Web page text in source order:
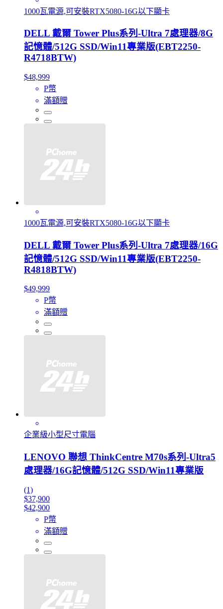
1000瓦電源,可安裝RTX5080-16G以下顯卡
DELL 戴爾 Tower Plus系列-Ultra 7處理器/8G
記憶體/512G SSD/Win11專業版(EBT2250-
R4718BTW)
$48,999
P幣
滿額贈
1000瓦電源,可安裝RTX5080-16G以下顯卡
DELL 戴爾 Tower Plus系列-Ultra 7處理器/16G
記憶體/512G SSD/Win11專業版(EBT2250-
R4818BTW)
$49,999
P幣
滿額贈
企業級小型尺寸電腦
LENOVO 聯想 ThinkCentre M70s系列-Ultra5
處理器/16G記憶體/512G SSD/Win11專業版
(1)
$37,900
$42,900
P幣
滿額贈